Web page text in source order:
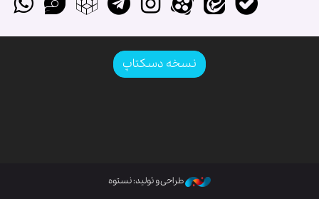
نسخه دسکتاپ
طراحی و تولید: نستوه